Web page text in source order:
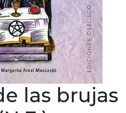
las brujas